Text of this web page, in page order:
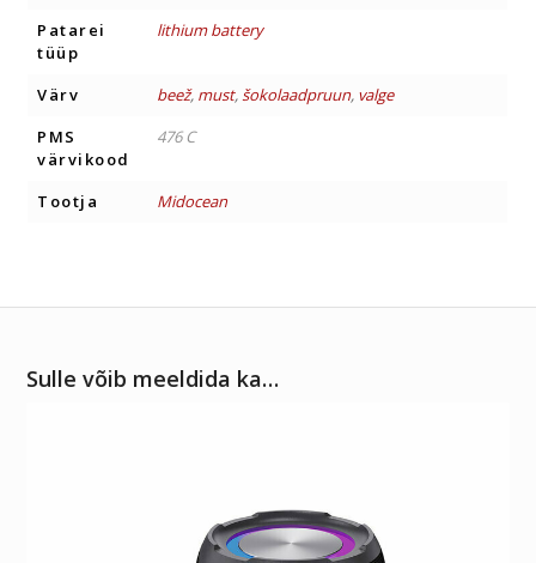
Patarei
tüüp
lithium battery
Värv beež, must,šokolaadpruun, valge
PMS
värvikood
476 C
Tootja Midocean
Sulle võib meeldida ka…